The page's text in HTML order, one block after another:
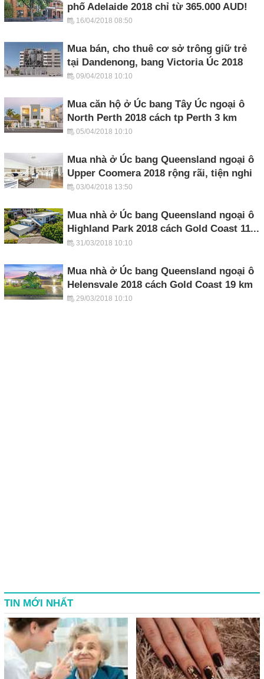
phố Adelaide 2018 chỉ từ 365.000 AUD!
16/04/2018 08:50
Mua bán, cho thuê cơ sở trông giữ trẻ
tại Dandenong, bang Victoria Úc 2018
09/04/2018 10:10
Mua căn hộ ở Úc bang Tây Úc ngoại ô
North Perth 2018 cách tp Perth 3 km
05/04/2018 10:10
Mua nhà ở Úc bang Queensland ngoại ô
Upper Coomera 2018 rộng rãi, tiện nghi
03/04/2018 13:50
Mua nhà ở Úc bang Queensland ngoại ô
Highland Park 2018 cách Gold Coast 11...
31/03/2018 10:10
Mua nhà ở Úc bang Queensland ngoại ô
Helensvale 2018 cách Gold Coast 19 km
29/03/2018 10:10
TIN MỚI NHẤT